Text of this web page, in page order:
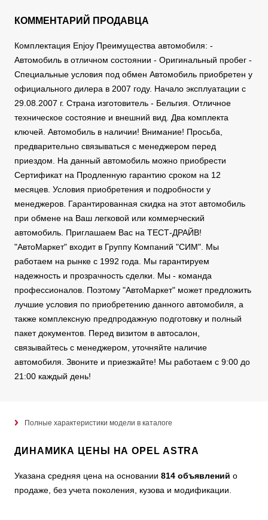
КОММЕНТАРИЙ ПРОДАВЦА
Комплектация Enjoy Преимущества автомобиля: -
Автомобиль в отличном состоянии - Оригинальный пробег -
Специальные условия под обмен Автомобиль приобретен у
официального дилера в 2007 году. Начало эксплуатации с
29.08.2007 г. Страна изготовитель - Бельгия. Отличное
техническое состояние и внешний вид. Два комплекта
ключей. Автомобиль в наличии! Внимание! Просьба,
предварительно связываться с менеджером перед
приездом. На данный автомобиль можно приобрести
Сертификат на Продленную гарантию сроком на 12
месяцев. Условия приобретения и подробности у
менеджеров. Гарантированная скидка на этот автомобиль
при обмене на Ваш легковой или коммерческий
автомобиль. Приглашаем Вас на ТЕСТ-ДРАЙВ!
"АвтоМаркет" входит в Группу Компаний "СИМ". Мы
работаем на рынке с 1992 года. Мы гарантируем
надежность и прозрачность сделки. Мы - команда
профессионалов. Поэтому "АвтоМаркет" может предложить
лучшие условия по приобретению данного автомобиля, а
также комплексную предпродажную подготовку и полный
пакет документов. Перед визитом в автосалон,
связывайтесь с менеджером, уточняйте наличие
автомобиля. Звоните и приезжайте! Мы работаем с 9:00 до
21:00 каждый день!
Полные характеристики модели в каталоге
ДИНАМИКА ЦЕНЫ НА OPEL ASTRA
Указана средняя цена на основании 814 объявлений о
продаже, без учета поколения, кузова и модификации.